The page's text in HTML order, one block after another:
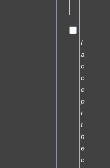
I
a
c
c
e
p
t
t
h
e
c